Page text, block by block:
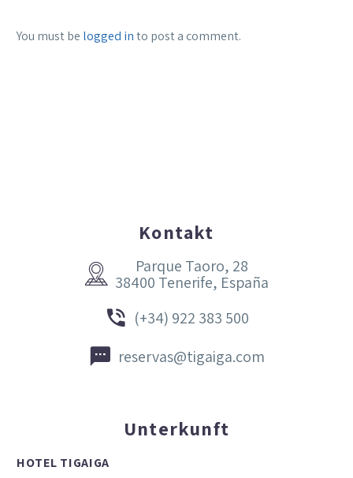
You must be logged into post a comment.
Kontakt


Parque Taoro, 28
38400 Tenerife, España

 (+34) 922 383 500

 reservas@tigaiga.com
Unterkunft
HOTEL TIGAIGA